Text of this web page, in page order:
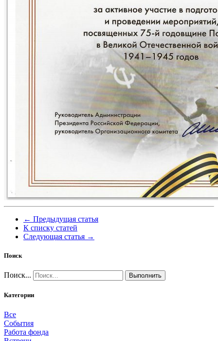
← Предыдущая статья
К списку статей
Следующая статья →
Поиск
Поиск... Выполнить
Категории
Все
События
Работа фонда